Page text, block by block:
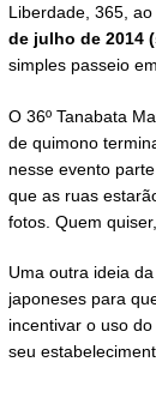
Liberdade, 365,
de julho de 2014
simples passeio
O 36º Tanabata
de quimono
nesse evento
que as ruas
fotos. Quem
Uma outra ideia
japoneses para
incentivar o uso
seu